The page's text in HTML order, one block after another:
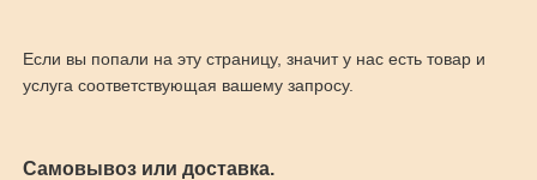
Если вы попали на эту страницу, значит у нас есть товар и
услуга соответствующая вашему запросу.
Самовывоз или доставка.